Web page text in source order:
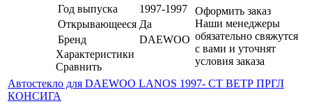
Год выпуска
1997-1997
Открывающееся Да
Бренд
DAEWOO
Характеристики
Сравнить
Оформить заказ
Наши менеджеры
обязательно свяжутся
с вами и уточнят
условия заказа
Автостекло для DAEWOO LANOS 1997- СТ ВЕТР ПРГЛ
КОНСИГА